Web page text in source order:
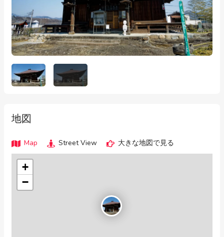
地図
Map Street View 大きな地図で見る
+
−